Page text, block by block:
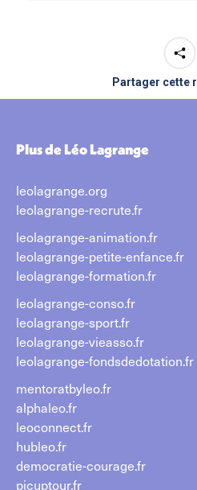
Partager cette
Plus de Léo Lagrange
leolagrange.org
leolagrange-recrute.fr
leolagrange-animation.fr
leolagrange-petite-enfance.fr
leolagrange-formation.fr
leolagrange-conso.fr
leolagrange-sport.fr
leolagrange-vieasso.fr
leolagrange-fondsdedotation.fr
mentoratbyleo.fr
alphaleo.fr
leoconnect.fr
hubleo.fr
democratie-courage.fr
picuptour.fr